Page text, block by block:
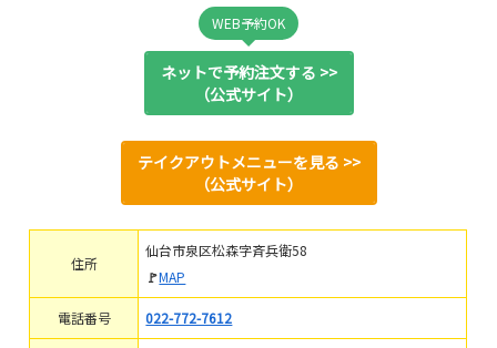
WEB予約OK
ネットで予約注文する >>
（公式サイト）
テイクアウトメニューを見る >>
（公式サイト）
住所
仙台市泉区松森字斉兵衛58
🚩MAP
電話番号 022-772-7612